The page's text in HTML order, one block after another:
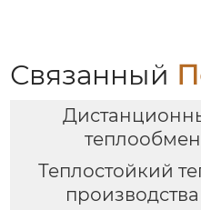
Связанный
Теплостойкий